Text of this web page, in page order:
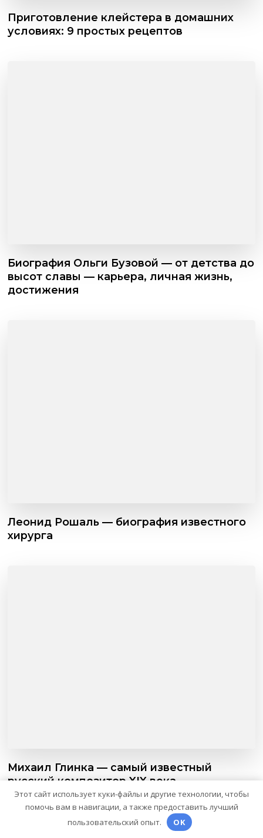
Приготовление клейстера в домашних
условиях: 9 простых рецептов
Биография Ольги Бузовой — от детства до
высот славы — карьера, личная жизнь,
достижения
Леонид Рошаль — биография известного
хирурга
Михаил Глинка — самый известный
русский композитор XIX века
Этот сайт использует куки-файлы и другие технологии, чтобы
помочь вам в навигации, а также предоставить лучший
пользовательский опыт.
OK